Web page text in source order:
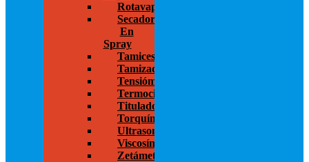
Rotavapor
Secador
En
Spray
Tamices
Tamizadoras
Tensiómetros
Termocicladores
Titulador
Torquímetros
Ultrasonido
Viscosímetros
Zetámetro